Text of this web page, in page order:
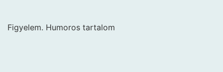
Figyelem. Humoros tartalom